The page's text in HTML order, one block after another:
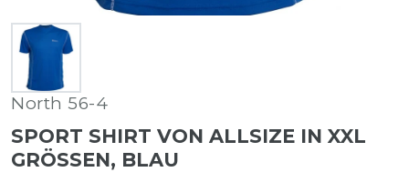
North 56-4
SPORT SHIRT VON ALLSIZE IN XXL
GRÖSSEN, BLAU